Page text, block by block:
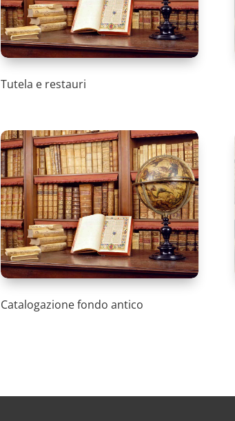
Tutela e restauri
Catalogazione fondo antico